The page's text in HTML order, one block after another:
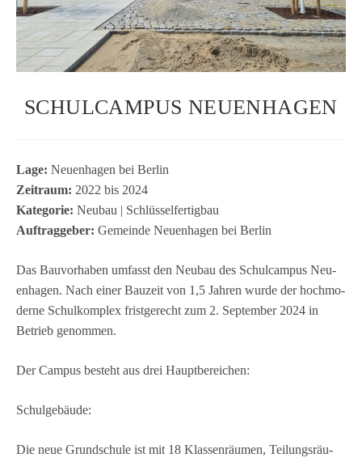
SCHULCAMPUS NEUENHAGEN
Lage: Neu­en­ha­gen bei Ber­lin
Zeit­raum: 2022 bis 2024
Kate­go­rie: Neu­bau | Schlüs­sel­fer­tig­bau
Auf­trag­ge­ber: Gemeinde Neu­en­ha­gen bei Berlin
Das Bau­vor­ha­ben umfasst den Neu­bau des Schul­cam­pus Neu­
en­ha­gen. Nach einer Bau­zeit von 1,5 Jah­ren wurde der hoch­mo­
derne Schul­kom­plex frist­ge­recht zum 2. Sep­tem­ber 2024 in
Betrieb genommen.
Der Cam­pus besteht aus drei Hauptbereichen:
Schul­ge­bäude:
Die neue Grund­schule ist mit 18 Klas­sen­räu­men, Tei­lungs­räu­